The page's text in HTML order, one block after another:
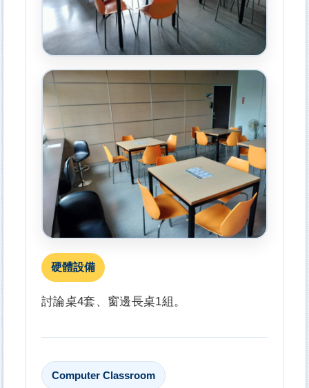
硬體設備
討論桌4套、窗邊長桌1組。
Computer Classroom